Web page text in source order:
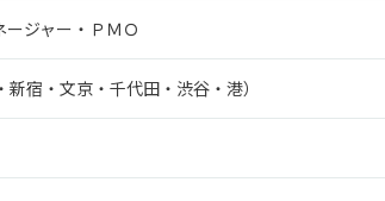
ジャー・ＰＭＯ
宿・文京・千代田・渋谷・港）